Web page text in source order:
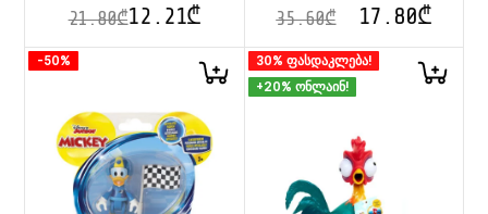
21.80₾12.21₾
This
multiple
variants.
The
options
may
35.60₾ 17.80₾
-50%
30% ფასდაკლება!
+20% ონლაინ!